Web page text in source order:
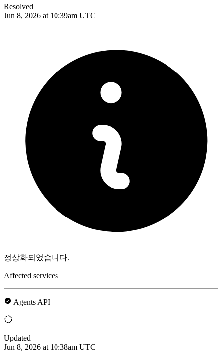
Resolved
Jun 8, 2026 at 10:39am UTC
정상화되었습니다.
Affected services
Agents API
Updated
Jun 8, 2026 at 10:38am UTC